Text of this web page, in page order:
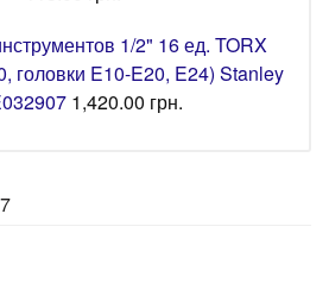
1/2" 16 ед. TORX
головки E10-E20, E24) Stanley
1,420.00 грн.